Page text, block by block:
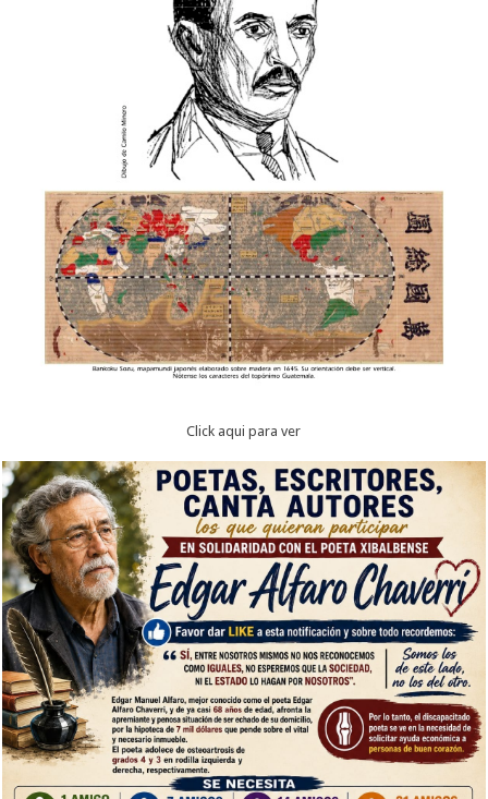
Click aqui para ver